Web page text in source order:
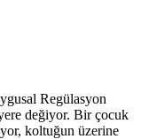
Regülasyon
değiyor. Bir çocuk
koltuğun üzerine